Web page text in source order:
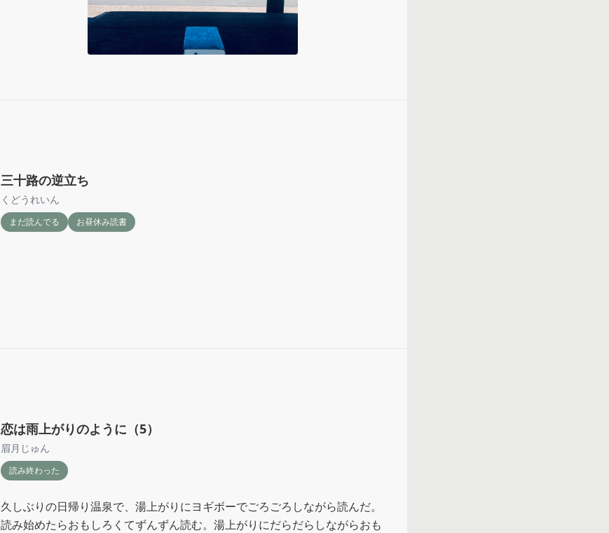
三十路の逆立ち
くどうれいん
まだ読んでる お昼休み読書
恋は雨上がりのように（5）
眉月じゅん
読み終わった
久しぶりの日帰り温泉で、湯上がりにヨギボーでごろごろしながら読んだ。
読み始めたらおもしろくてずんずん読む。湯上がりにだらだらしながらおも